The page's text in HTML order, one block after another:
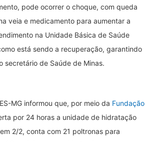
pode ocorrer o choque, com queda
veia e medicamento para aumentar a
na Unidade Básica de Saúde
está sendo a recuperação, garantindo
secretário de Saúde de Minas.
MG informou que, por meio da Fundação
por 24 horas a unidade de hidratação
2/2, conta com 21 poltronas para